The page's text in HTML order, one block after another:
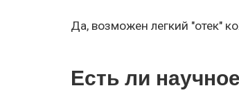
Да, возможен легкий "отек"
Есть ли